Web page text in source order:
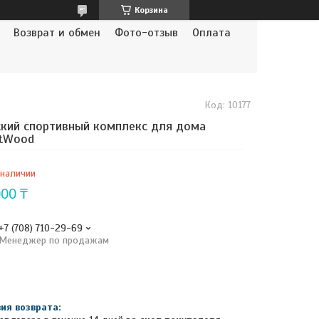
Корзина
Возврат и обмен Фото-отзыв
Оплата
спортивный комплекс для дома
Код: 10177
₸
+7 (708) 710-29-69
Менеджер по продажам